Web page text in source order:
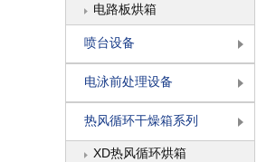
电路板烘箱
喷台设备
电泳前处理设备
热风循环干燥箱系列
XD热风循环烘箱